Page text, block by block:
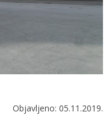
Objavljeno: 05.11.2019.